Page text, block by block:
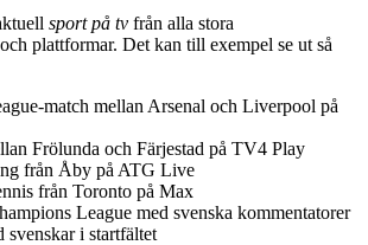
sport på tv från alla stora
plattformar. Det kan till exempel se ut så
match mellan Arsenal och Liverpool på
Frölunda och Färjestad på TV4 Play
från Åby på ATG Live
från Toronto på Max
League med svenska kommentatorer
i startfältet